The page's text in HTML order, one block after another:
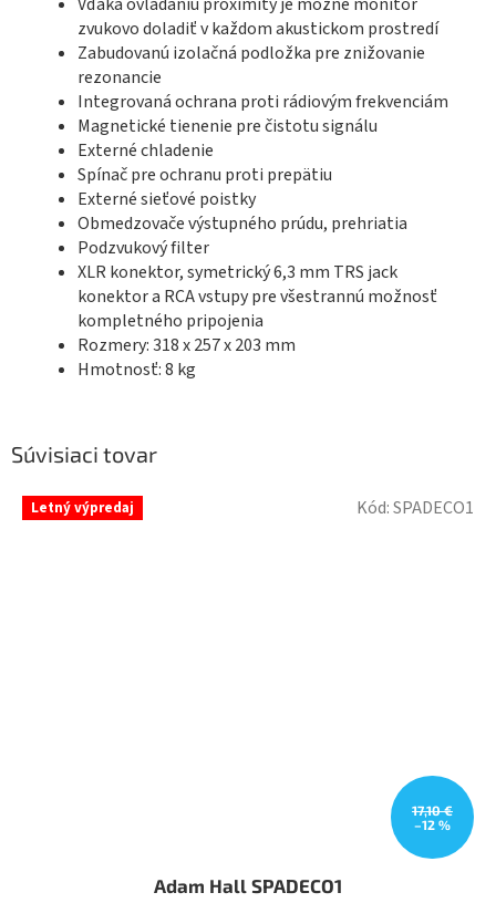
zvukovo doladiť v každom akustickom prostredí
Zabudovanú izolačná podložka pre znižovanie
rezonancie
Integrovaná ochrana proti rádiovým frekvenciám
Magnetické tienenie pre čistotu signálu
Externé chladenie
Spínač pre ochranu proti prepätiu
Externé sieťové poistky
Obmedzovače výstupného prúdu, prehriatia
Podzvukový filter
XLR konektor, symetrický 6,3 mm TRS jack
konektor a RCA vstupy pre všestrannú možnosť
kompletného pripojenia
Rozmery: 318 x 257 x 203 mm
Hmotnosť: 8 kg
Súvisiaci tovar
Letný výpredaj
17,10 €
–12 %
Adam Hall SPADECO1
Kód:SPADECO1